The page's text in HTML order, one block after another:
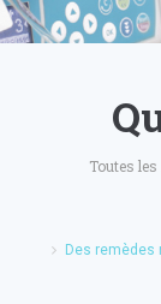
Toutes
Des remèdes